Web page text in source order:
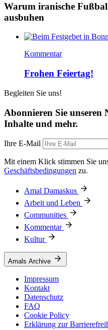
Warum iranische
ausbuhen
Kommentar
Frohen Feiertag!
Begleiten Sie uns!
Abonnieren Sie unseren
Inhalte und mehr.
Ihre E-Mail
Mit einem Klick stimmen Sie
Geschäftsbedingungen zu.
Amal Damaskus
Arbeit und Leben
Communities
Kommentar
Kultur
Amals Archive
Impressum
Kontakt
Datenschutz
FAQ
Cookie Policy
Erklärung zur